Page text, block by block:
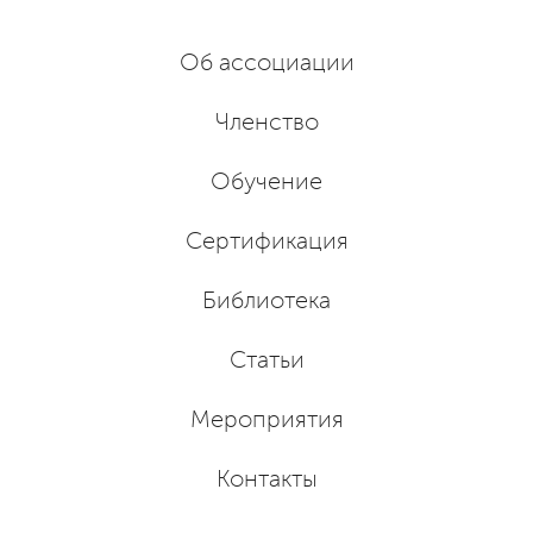
Об ассоциации
Членство
Обучение
Сертификация
Библиотека
Статьи
Мероприятия
Контакты